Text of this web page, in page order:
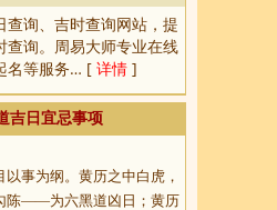
查询、 吉时查询网站，提
查询。周易大师专业在线
名等服务… [ 详情 ]
吉日宜忌事项
事为纲。黄历之中白虎，
陈——为六黑道凶日；黄历